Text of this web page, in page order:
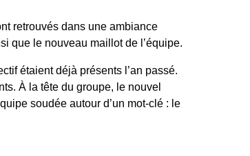
retrouvés dans une ambiance
que le nouveau maillot de l’équipe.
étaient déjà présents l’an passé.
À la tête du groupe, le nouvel
soudée autour d’un mot-clé : le